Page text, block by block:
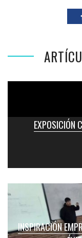
EXPOSICIÓN
INSPIRACIÓN